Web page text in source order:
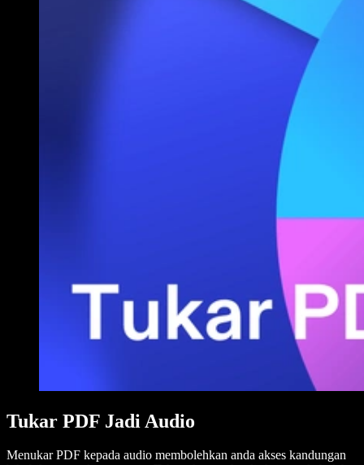
Tukar PDF Jadi Audio
Menukar PDF kepada audio membolehkan anda akses kandungan